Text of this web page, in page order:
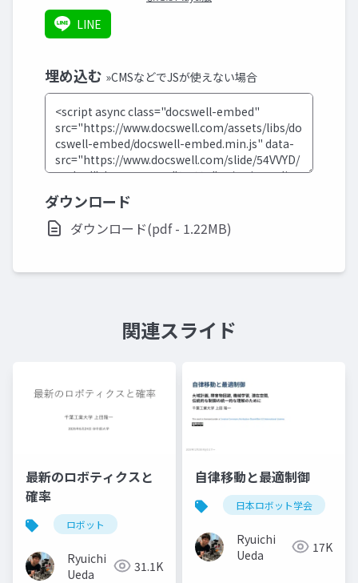
LINE
埋め込む »CMSなどでJSが使えない場合
ダウンロード
ダウンロード(pdf - 1.22MB)
関連スライド
最新のロボティクスと
確率
ロボット
Ryuichi
Ueda
31.1K
自律移動と最適制御
日本ロボット学会
Ryuichi
Ueda
17K